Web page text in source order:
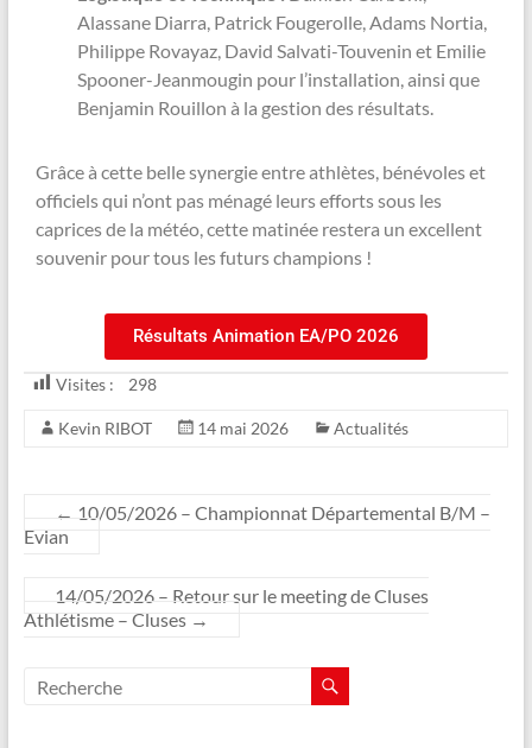
Alassane Diarra, Patrick Fougerolle, Adams Nortia,
Philippe Rovayaz, David Salvati-Touvenin et Emilie
Spooner-Jeanmougin pour l’installation, ainsi que
Benjamin Rouillon à la gestion des résultats.
Grâce à cette belle synergie entre athlètes, bénévoles et
officiels qui n’ont pas ménagé leurs efforts sous les
caprices de la météo, cette matinée restera un excellent
souvenir pour tous les futurs champions !
Résultats Animation EA/PO 2026
Visites : 298
Kevin RIBOT 14 mai 2026 Actualités
← 10/05/2026 – Championnat Départemental B/M –
Evian
14/05/2026 – Retour sur le meeting de Cluses
Athlétisme – Cluses →